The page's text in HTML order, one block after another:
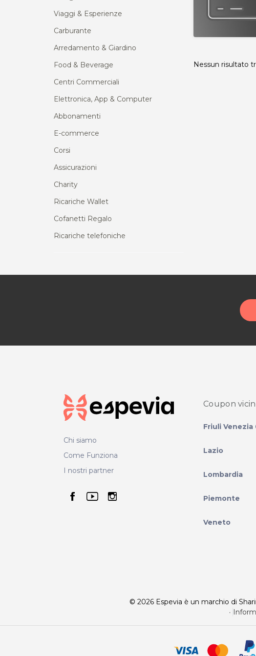
Viaggi & Esperienze
Carburante
Arredamento & Giardino
Food & Beverage
Centri Commerciali
Elettronica, App & Computer
Abbonamenti
E-commerce
Corsi
Assicurazioni
Charity
Ricariche Wallet
Cofanetti Regalo
Ricariche telefoniche
Nessun risultato
Chi siamo
Come Funziona
I nostri partner
seguici su facebook
seguici su youtube
seguici su instagram
Coupon
Friuli Venezia
Lazio
Lombardia
Piemonte
Veneto
© 2026 Espevia è un marchio di
·